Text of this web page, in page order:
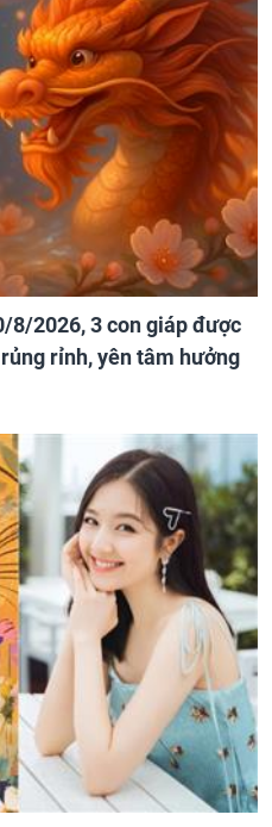
8/2026, 3 con giáp được
rỉnh, yên tâm hưởng